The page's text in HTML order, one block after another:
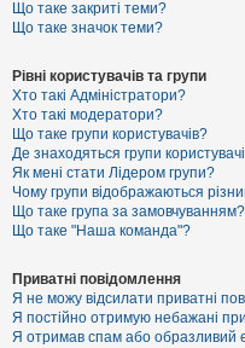
о
п
о
г
а
Що таке закриті теми?
Що таке значок теми?
Рівні користувачів та групи
Хто такі Адміністратори?
Хто такі модератори?
Що таке групи користувачів?
Де знаходяться групи
Як мені стати Лідером групи?
Чому групи відображаються
Що таке група за замовчуванням?
Що таке "Наша команда"?
Приватні повідомлення
Я не можу відсилати приватні
Я постійно отримую небажані
Я отримав спам або образливий